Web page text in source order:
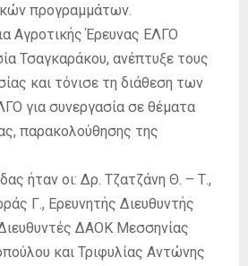
προγραμμάτων.
Αγροτικής Έρευνας ΕΛΓΟ
Τσαγκαράκου, ανέπτυξε τους
και τόνισε τη διάθεση των
για συνεργασία σε θέματα
παρακολούθησης της
ήταν οι: Δρ. Τζατζάνη Θ. – Τ.,
Γ., Ερευνητής Διευθυντής
Διευθυντές ΔΑΟΚ Μεσσηνίας
και Τριφυλίας Αντώνης